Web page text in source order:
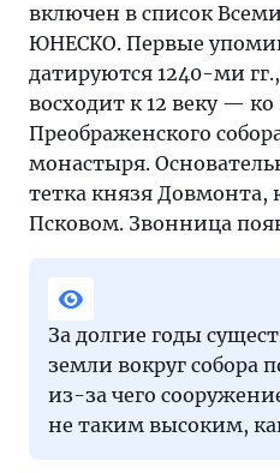
включен в список
ЮНЕСКО. Первые
датируются 1240-ми гг.,
восходит к 12 веку —
Преображенского
монастыря.
тетка князя Довмонта,
Псковом. Звонница
За долгие годы
земли вокруг собора
из-за чего
не таким высоким,